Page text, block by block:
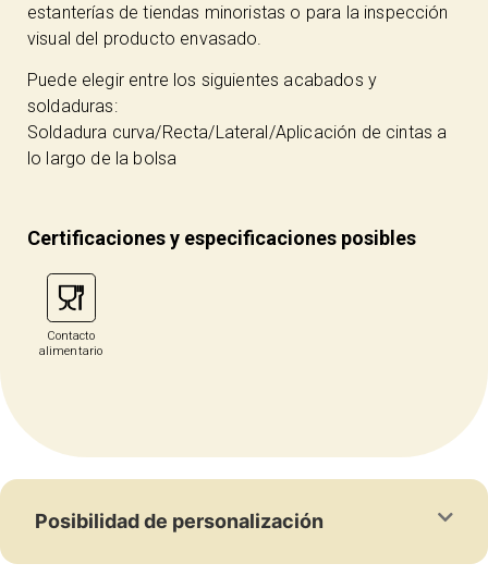
estanterías de tiendas minoristas o para la inspección
visual del producto envasado.
Puede elegir entre los siguientes acabados y
soldaduras:
Soldadura curva/Recta/Lateral/Aplicación de cintas a
lo largo de la bolsa
Certificaciones y especificaciones posibles
Contacto
alimentario
Posibilidad de personalización